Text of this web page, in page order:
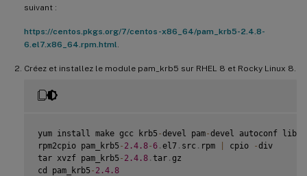
suivant :
https://centos.pkgs.org/7/centos-x86_64/pam_krb5-2.4.8-
6.el7.x86_64.rpm.html
Créez et installez le module pam_krb5 sur RHEL 8 et Rocky Linux 8.
yum install make gcc krb5 -devel pam-devel autoconf
rpm2cpio pam_krb5 - 2.4 .8-6 . el7 . src . rpm cpio -div
tar xvzf pam_krb5 - 2.4 .8 . tar . gz
cd pam_krb5 - 2.4 .8